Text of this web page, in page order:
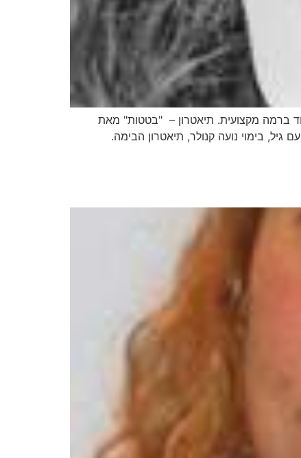
ניסן נתיב 1998. שפות: עברית, אנגלית, צרפתית. גובה:174 ס"מ. שירה וריקוד ברמה מקצועית. תיאטרון – "בטטות" מאת
2008 "סופה של בדיחה" מאת נועם גיל, בימוי נועה קנולר, תיאטרון הבימה.